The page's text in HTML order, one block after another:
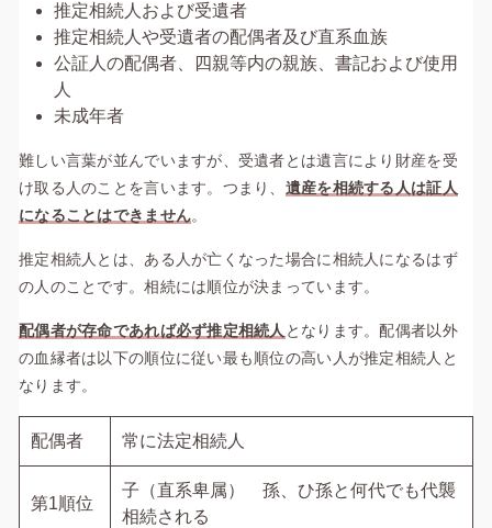
推定相続人および受遺者
推定相続人や受遺者の配偶者及び直系血族
公証人の配偶者、四親等内の親族、書記および使用
人
未成年者
難しい言葉が並んでいますが、受遺者とは遺言により財産を受
け取る人のことを言います。つまり、 遺産を相続する人は証人
になることはできません。
推定相続人とは、ある人が亡くなった場合に相続人になるはず
の人のことです。相続には順位が決まっています。
配偶者が存命であれば必ず推定相続人 となります。配偶者以外
の血縁者は以下の順位に従い最も順位の高い人が推定相続人と
なります。
配偶者 常に法定相続人
第1順位
子（直系卑属） 孫、ひ孫と何代でも代襲
相続される